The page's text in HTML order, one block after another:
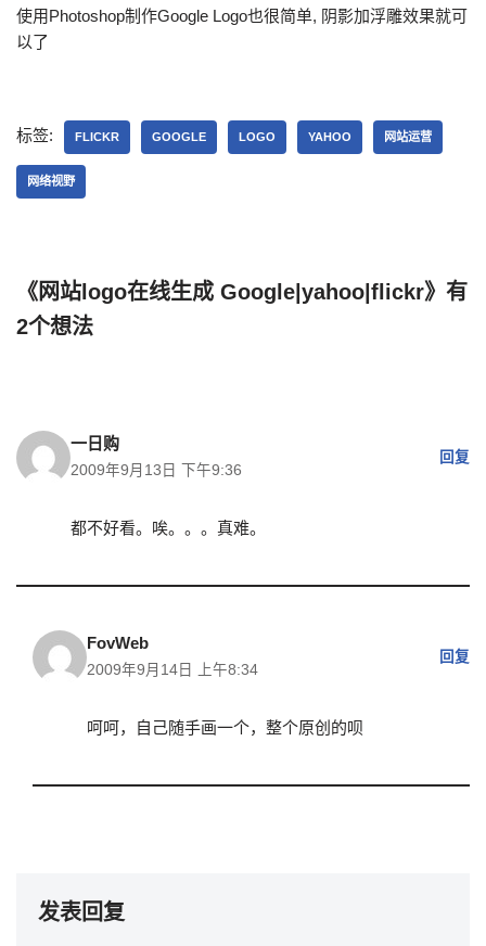
使用Photoshop制作Google Logo也很简单, 阴影加浮雕效果就可
以了
标签: FLICKR GOOGLE LOGO YAHOO 网站运营
网络视野
《网站logo在线生成 Google|yahoo|flickr》有
2个想法
一日购
2009年9月13日 下午9:36
回复
都不好看。唉。。。真难。
FovWeb
2009年9月14日 上午8:34
回复
呵呵，自己随手画一个，整个原创的呗
发表回复